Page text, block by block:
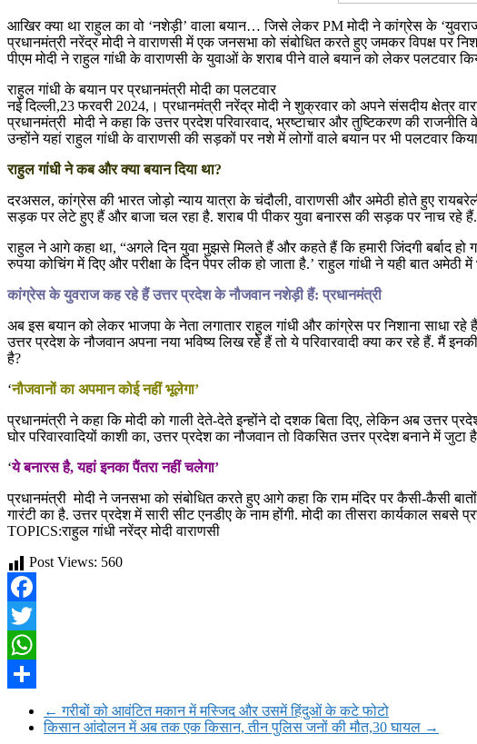
आखिर क्या था राहुल का वो ‘नशेड़ी’ वाला बयान… जिसे लेकर PM मोदी ने कांग्रेस के
प्रधानमंत्री नरेंद्र मोदी ने वाराणसी में एक जनसभा को संबोधित करते हुए जमकर विपक्ष पर
पीएम मोदी ने राहुल गांधी के वाराणसी के युवाओं के शराब पीने वाले बयान को लेकर पलटवार
राहुल गांधी के बयान पर प्रधानमंत्री मोदी का पलटवार
नई दिल्ली,23 फरवरी 2024,। प्रधानमंत्री नरेंद्र मोदी ने शुक्रवार को अपने संसदीय
प्रधानमंत्री मोदी ने कहा कि उत्तर प्रदेश परिवारवाद, भ्रष्टाचार और तुष्टिकरण की
उन्होंने यहां राहुल गांधी के वाराणसी की सड़कों पर नशे में लोगों वाले बयान पर भी पलटवार
राहुल गांधी ने कब और क्या बयान दिया था?
दरअसल, कांग्रेस की भारत जोड़ो न्याय यात्रा के चंदौली, वाराणसी और अमेठी होते हुए
सड़क पर लेटे हुए हैं और बाजा चल रहा है. शराब पी पीकर युवा बनारस की सड़क पर नाच रहे
राहुल ने आगे कहा था, “अगले दिन युवा मुझसे मिलते हैं और कहते हैं कि हमारी जिंदगी बर्बाद
रुपया कोचिंग में दिए और परीक्षा के दिन पेपर लीक हो जाता है.’ राहुल गांधी ने यही बात अमेठी में
कांग्रेस के युवराज कह रहे हैं उत्तर प्रदेश के नौजवान नशेड़ी हैं: प्रधानमंत्री
अब इस बयान को लेकर भाजपा के नेता लगातार राहुल गांधी और कांग्रेस पर निशाना साधा
उत्तर प्रदेश के नौजवान अपना नया भविष्य लिख रहे हैं तो ये परिवारवादी क्या कर रहे हैं.
है?
‘नौजवानों का अपमान कोई नहीं भूलेगा’
प्रधानमंत्री ने कहा कि मोदी को गाली देते-देते इन्होंने दो दशक बिता दिए, लेकिन अब
घोर परिवारवादियों काशी का, उत्तर प्रदेश का नौजवान तो विकसित उत्तर प्रदेश बनाने में
‘ये बनारस है, यहां इनका पैंतरा नहीं चलेगा’
प्रधानमंत्री मोदी ने जनसभा को संबोधित करते हुए आगे कहा कि राम मंदिर पर कैसी-कैसी
गारंटी का है. उत्तर प्रदेश में सारी सीट एनडीए के नाम होंगी. मोदी का तीसरा कार्यकाल सबसे
TOPICS:राहुल गांधी नरेंद्र मोदी वाराणसी
Post Views: 560
Facebook
Twitter
WhatsApp
← गरीबों को आवंटित मकान में मस्जिद और उसमें हिंदुओं के कटे फोटो
किसान आंदोलन में अब तक एक किसान, तीन पुलिस जनों की मौत,30 घायल →